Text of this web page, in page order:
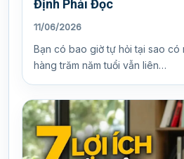
Định Phải Đọc
11/06/2026
Bạn có bao giờ tự hỏi tại sao có
hàng trăm năm tuổi vẫn liên…